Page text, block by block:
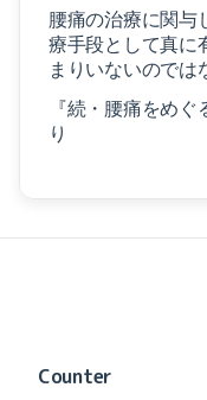
腰痛の治療に関与
療手段として真に
まりいないので
『続・腰痛をめ
り
Counter